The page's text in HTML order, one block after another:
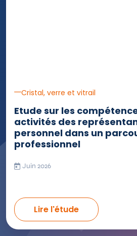
Cristal, verre et vitrail
Etude sur les
activités des
personnel dans un
professionnel
Juin 2026
Lire l'étude